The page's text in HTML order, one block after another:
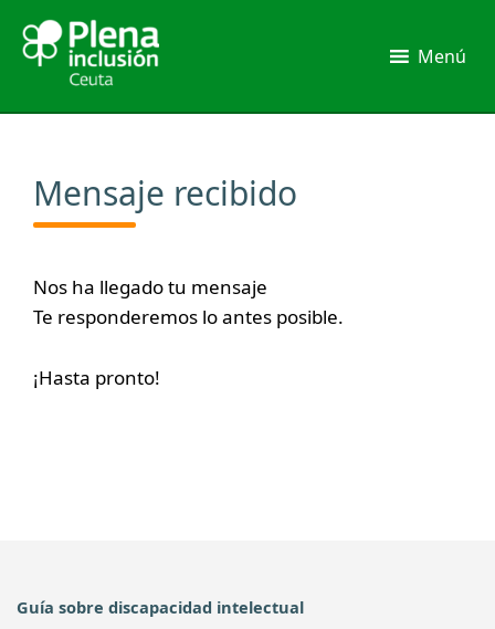
contenido
Menú
Mensaje recibido
Nos ha llegado tu mensaje
Te responderemos lo antes posible.
¡Hasta pronto!
Guía sobre discapacidad intelectual